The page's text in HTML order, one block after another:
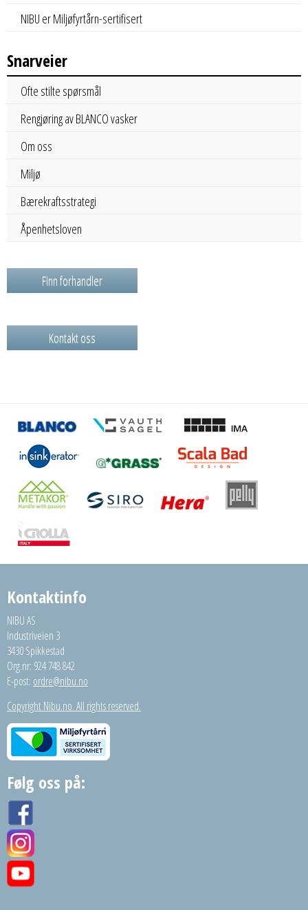
NIBU er Miljøfyrtårn-sertifisert
Snarveier
Ofte stilte spørsmål
Rengjøring av BLANCO vasker
Om oss
Miljø
Bærekraftsstrategi
Åpenhetsloven
Finn forhandler
Kontakt oss
Kontaktinfo
NIBU AS
Industriveien 3
3430 Spikkestad
Org.nr: 924 748 842
E-post: ordre@nibu.no
Copyright Nibu.no. All rights reserved.
Følg oss på: